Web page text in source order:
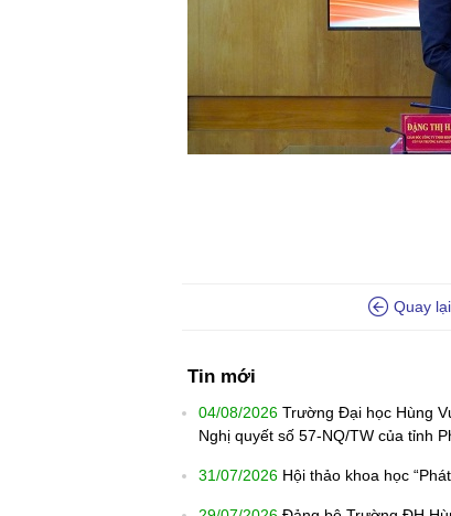
Quay lại
Tin mới
04/08/2026 Trường Đại học Hùng
Nghị quyết số 57-NQ/TW của tỉnh
31/07/2026 Hội thảo khoa học